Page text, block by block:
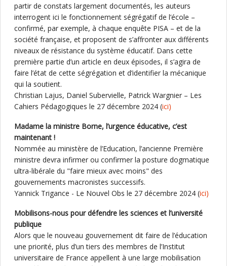
partir de constats largement documentés, les auteurs
interrogent ici le fonctionnement ségrégatif de l’école –
confirmé, par exemple, à chaque enquête PISA – et de la
société française, et proposent de s’affronter aux différents
niveaux de résistance du système éducatif. Dans cette
première partie d’un article en deux épisodes, il s’agira de
faire l’état de cette ségrégation et d’identifier la mécanique
qui la soutient.
Christian Lajus, Daniel Subervielle, Patrick Wargnier – Les
Cahiers Pédagogiques le 27 décembre 2024 (ici)
Madame la ministre Borne, l’urgence éducative, c’est
maintenant !
Nommée au ministère de l’Education, l’ancienne Première
ministre devra infirmer ou confirmer la posture dogmatique
ultra-libérale du "faire mieux avec moins" des
gouvernements macronistes successifs.
Yannick Trigance - Le Nouvel Obs le 27 décembre 2024 (ici)
Mobilisons-nous pour défendre les sciences et l’université
publique
Alors que le nouveau gouvernement dit faire de l’éducation
une priorité, plus d’un tiers des membres de l’Institut
universitaire de France appellent à une large mobilisation